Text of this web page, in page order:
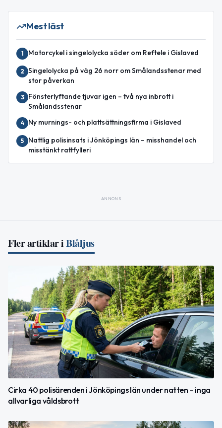
Mest läst
1 Motorcykel i singelolycka söder om Reftele i Gislaved
2 Singelolycka på väg 26 norr om Smålandsstenar med
stor påverkan
3
Fönsterlyftande tjuvar igen – två nya inbrott i
Smålandsstenar
4 Ny murnings- och plattsättningsfirma i Gislaved
5
Nattlig polisinsats i Jönköpings län – misshandel och
misstänkt rattfylleri
ANNONS
Fler artiklar iBlåljus
Cirka 40 polisärenden i Jönköpings län under natten – inga
allvarliga våldsbrott